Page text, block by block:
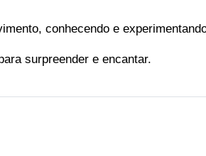
conhecendo e
surpreender e encantar.